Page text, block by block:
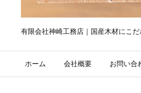
有限会社神崎工務店｜国産木材にこ
ホーム 会社概要 お問い合